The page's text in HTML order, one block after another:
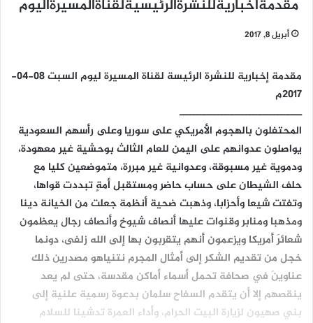
مقدمةاخباريةللنشرةالرئيسيةلقناةالمسيرةاليوم
أبريل 8, 2017
مقدمة إخبارية للنشرة الرئيسة لقناة المسيرة ليوم السبت 08-04-
2017م
ـــــــــــــــــــــــــــــــــــ
المحتفلون بالهجوم الأمريكي على سوريا وعلى رأسهم السعودية
يواصلون عدوانهم على اليمن للعام الثالث بوحشية غير معهودة،
ودموية غير مسبوقة، وعدوانية غير مبررة، متموضعين كليا مع
حلف الشيطان على حساب حاضر ومستقبل أمةٍ تبددت قواها،
وتفتت شيعا وأحزابا، وذهبت ضحية أنظمة جعلت من الخيانة دينا
ومذهبا ومنابر وقنوات عليها أنصاف شيوخ وأنصاف رجال يعظمون
شعائرَ أمريكا ويزعمون أنهم يتقربون بها إلى الله زلفى، دونما
خجل من تقديم الشكر إلى أمثال المجرم نتنياهو مصدرين ذلك
عناوينَ في صحافة تحمل أسماء أماكن مقدسة، حتى لم يعد
ينقصهم إلا أن يتقدم السفاح سلمان بدعوة رسمية علنية إلى
بني صهيون لزيارة البيت الحرام، وأداء العمرة تدشينا للسلام